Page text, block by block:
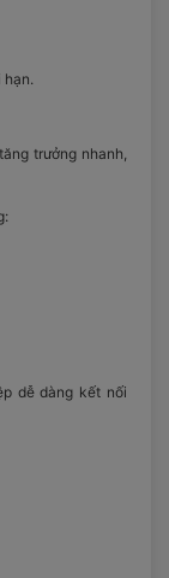
hạn.
trưởng nhanh,
dễ dàng kết nối